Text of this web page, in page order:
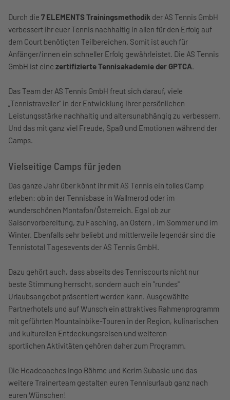
Durch die 7 ELEMENTS Trainingsmethodik der AS Tennis GmbH
verbessert ihr euer Tennis nachhaltig in allen für den Erfolg auf
dem Court benötigten Teilbereichen. Somit ist auch für
Anfänger/innen ein schneller Erfolg gewährleistet. Die AS Tennis
GmbH ist eine zertifizierte Tennisakademie der GPTCA
Das Team der AS Tennis GmbH freut sich darauf, viele
„Tennistraveller“ in der Entwicklung Ihrer persönlichen
Leistungsstärke nachhaltig und altersunabhängig zu verbessern.
Und das mit ganz viel Freude, Spaß und Emotionen während der
Camps.
Vielseitige Camps für jeden
Das ganze Jahr über könnt ihr mit AS Tennis ein tolles Camp
erleben: ob in der Tennisbase in Wallmerod oder im
wunderschönen Montafon/Österreich. Egal ob zur
Saisonvorbereitung, zu Fasching, an Ostern , im Sommer und im
Winter. Ebenfalls sehr beliebt und mittlerweile legendär sind die
Tennistotal Tagesevents der AS Tennis GmbH.
Dazu gehört auch, dass abseits des Tenniscourts nicht nur
beste Stimmung herrscht, sondern auch ein "rundes"
Urlaubsangebot präsentiert werden kann. Ausgewählte
Partnerhotels und auf Wunsch ein attraktives Rahmenprogramm
mit geführten Mountainbike-Touren in der Region, kulinarischen
und kulturellen Entdeckungsreisen und weiteren
sportlichen Aktivitäten gehören daher zum Programm.
Die Headcoaches Ingo Böhme und Kerim Subasic und das
weitere Trainerteam gestalten euren Tennisurlaub ganz nach
euren Wünschen!